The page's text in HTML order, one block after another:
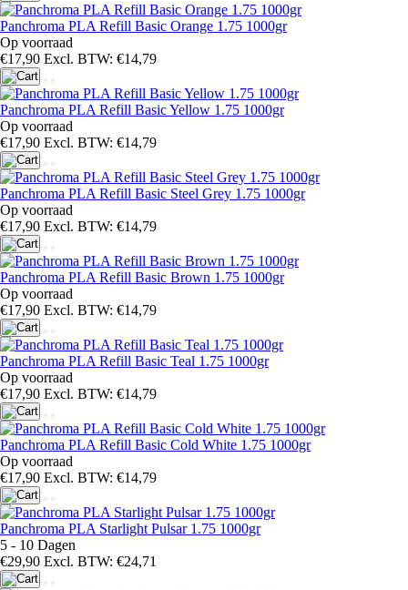
Panchroma PLA Refill Basic Orange 1.75 1000gr
Op voorraad
€17,90 Excl. BTW: €14,79
Panchroma PLA Refill Basic Yellow 1.75 1000gr
Op voorraad
€17,90 Excl. BTW: €14,79
Panchroma PLA Refill Basic Steel Grey 1.75 1000gr
Op voorraad
€17,90 Excl. BTW: €14,79
Panchroma PLA Refill Basic Brown 1.75 1000gr
Op voorraad
€17,90 Excl. BTW: €14,79
Panchroma PLA Refill Basic Teal 1.75 1000gr
Op voorraad
€17,90 Excl. BTW: €14,79
Panchroma PLA Refill Basic Cold White 1.75 1000gr
Op voorraad
€17,90 Excl. BTW: €14,79
Panchroma PLA Starlight Pulsar 1.75 1000gr
5 - 10 Dagen
€29,90 Excl. BTW: €24,71